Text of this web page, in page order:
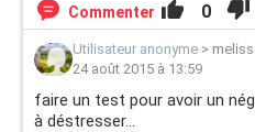
Commenter 0
Utilisateur anonyme >
24 août 2015 à 13:59
faire un test pour avoir un
à déstresser...